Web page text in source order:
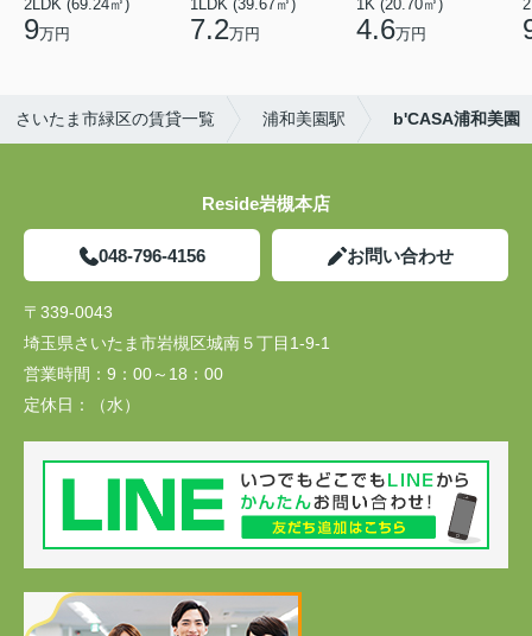
2LDK (69.24㎡)
9万円
1LDK (39.67㎡)
7.2万円
1K (20.70㎡)
4.6万円
さいたま市緑区の賃貸一覧 浦和美園駅 b'CASA浦和美園
Reside岩槻本店
048-796-4156 お問い合わせ
〒339-0043
埼玉県さいたま市岩槻区城南５丁目1-9-1
営業時間： 9：00～18：00
定休日：
（水）